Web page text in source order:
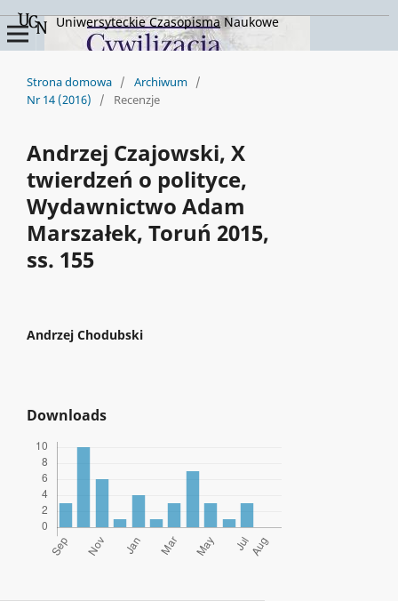
Uniwersyteckie Czasopisma Naukowe
Strona domowa / Archiwum /
Nr 14 (2016)
/ Recenzje
Andrzej Czajowski, X
twierdzeń o polityce,
Wydawnictwo Adam
Marszałek, Toruń 2015,
ss. 155
Andrzej Chodubski
Downloads